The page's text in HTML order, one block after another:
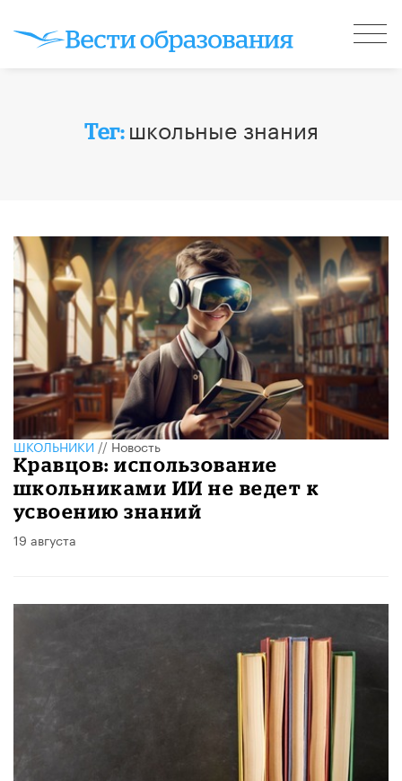
Тег: школьные знания
ШКОЛЬНИКИ//Новость
Кравцов: использование
школьниками ИИ не ведет к
усвоению знаний
19 августа